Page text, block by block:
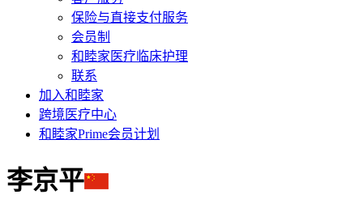
保险与直接支付服务
会员制
和睦家医疗临床护理
联系
加入和睦家
跨境医疗中心
和睦家Prime会员计划
李京平